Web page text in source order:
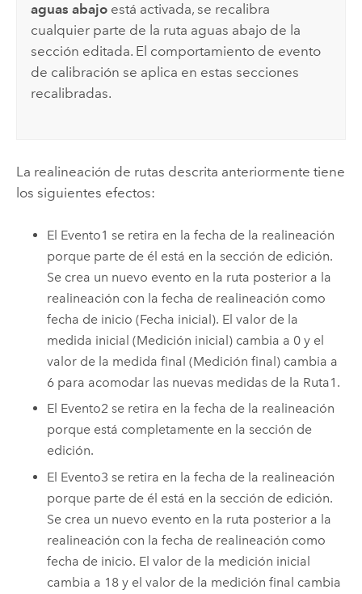
aguas abajo está activada, se recalibra
cualquier parte de la ruta aguas abajo de la
sección editada. El comportamiento de evento
de calibración se aplica en estas secciones
recalibradas.
La realineación de rutas descrita anteriormente tiene
los siguientes efectos:
El Evento1 se retira en la fecha de la realineación
porque parte de él está en la sección de edición.
Se crea un nuevo evento en la ruta posterior a la
realineación con la fecha de realineación como
fecha de inicio (Fecha inicial). El valor de la
medida inicial (Medición inicial) cambia a 0 y el
valor de la medida final (Medición final) cambia a
6 para acomodar las nuevas medidas de la Ruta1.
El Evento2 se retira en la fecha de la realineación
porque está completamente en la sección de
edición.
El Evento3 se retira en la fecha de la realineación
porque parte de él está en la sección de edición.
Se crea un nuevo evento en la ruta posterior a la
realineación con la fecha de realineación como
fecha de inicio. El valor de la medición inicial
cambia a 18 y el valor de la medición final cambia